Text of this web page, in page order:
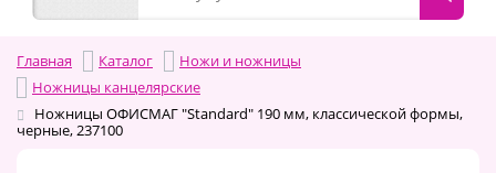
Главная Каталог
Ножи и ножницы
Ножницы канцелярские
Ножницы ОФИСМАГ "Standard" 190 мм, классической формы,
черные, 237100